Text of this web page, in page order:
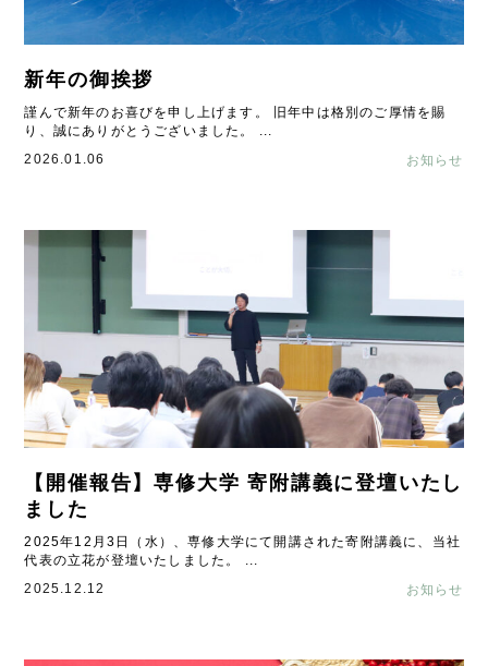
新年の御挨拶
謹んで新年のお喜びを申し上げます。 旧年中は格別のご厚情を賜
り、誠にありがとうございました。 ...
2026.01.06
お知らせ
【開催報告】専修大学 寄附講義に登壇いたし
ました
2025年12月3日（水）、専修大学にて開講された寄附講義に、当社
代表の立花が登壇いたしました。 ...
2025.12.12
お知らせ